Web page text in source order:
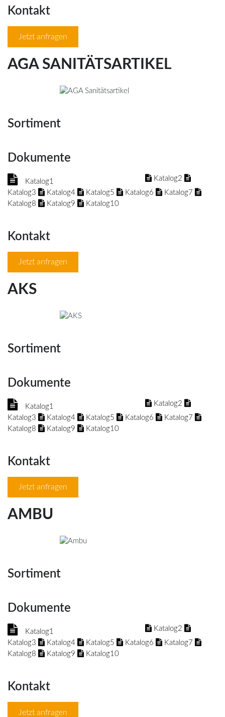
Kontakt
Jetzt anfragen
AGA SANITÄTSARTIKEL
Sortiment
Dokumente
Katalog1
Katalog2
Katalog3
Katalog4 Katalog5 Katalog6
Katalog7
Katalog8
Katalog9 Katalog10
Kontakt
Jetzt anfragen
AKS
Sortiment
Dokumente
Katalog1
Katalog2
Katalog3
Katalog4 Katalog5 Katalog6
Katalog7
Katalog8
Katalog9 Katalog10
Kontakt
Jetzt anfragen
AMBU
Sortiment
Dokumente
Katalog1
Katalog2
Katalog3
Katalog4 Katalog5 Katalog6
Katalog7
Katalog8
Katalog9 Katalog10
Kontakt
Jetzt anfragen